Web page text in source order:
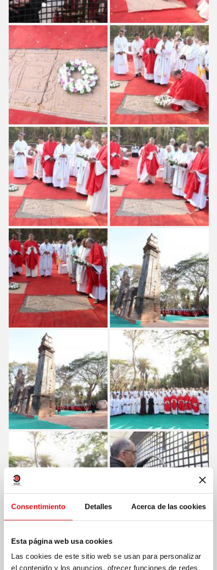
Consentimiento Detalles Acerca de las cookies
Esta página web usa cookies
Las cookies de este sitio web se usan para personalizar
el contenido y los anuncios, ofrecer funciones de redes